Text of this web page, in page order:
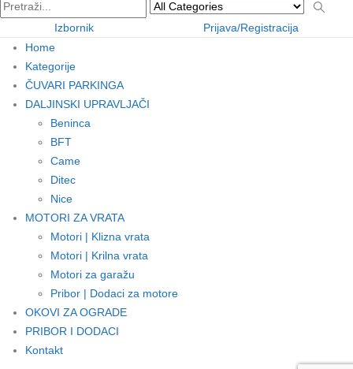
Izbornik
Prijava/Registracija
Home
Kategorije
ČUVARI PARKINGA
DALJINSKI UPRAVLJAČI
Beninca
BFT
Came
Ditec
Nice
MOTORI ZA VRATA
Motori | Klizna vrata
Motori | Krilna vrata
Motori za garažu
Pribor | Dodaci za motore
OKOVI ZA OGRADE
PRIBOR I DODACI
Kontakt